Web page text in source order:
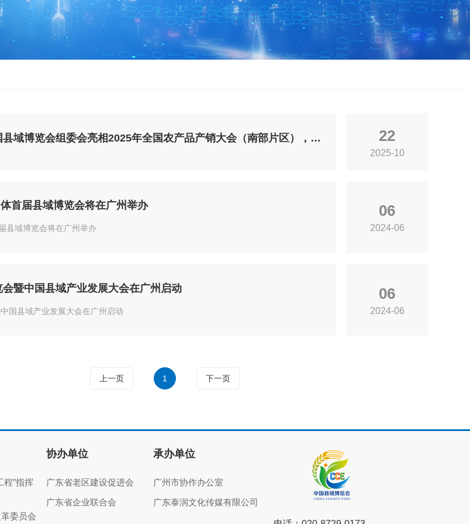
22
2025-10
签约2000万！中国县域博览会组委会亮相2025年全国农产品产销大会（南部片区），从“黔货出山”到“融入湾区”的共赢之路
06
2024-06
首届县域博览会将在广州举办
县域博览会将在广州举办
06
2024-06
暨中国县域产业发展大会在广州启动
国县域产业发展大会在广州启动
上一页 1 下一页
程”指挥
委员会
协办单位
广东省老区建设促进会
广东省企业联合会
承办单位
广州市协作办公室
广东泰润文化传媒有限公司